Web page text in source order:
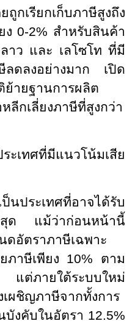
กเรียกเก็บภาษีสูงถึง
ง 0-2% สำหรับสินค้า
าว และ เลโซโท ที่มี
ลดลงอย่างมาก เปิด
ายฐานการผลิต
ลีกเลี่ยงภาษีที่สูงกว่า
เทศที่มีแนวโน้มเสีย
ประเทศที่อาจได้รับ
สุด แม้ว่าก่อนหน้านี้
ดอัตราภาษีเฉพาะ
ภาษีเพียง 10% ตาม
แต่ภายใต้ระบบใหม่
เผชิญภาษีจากทั้งการ
บังคับในอัตรา 12.5%